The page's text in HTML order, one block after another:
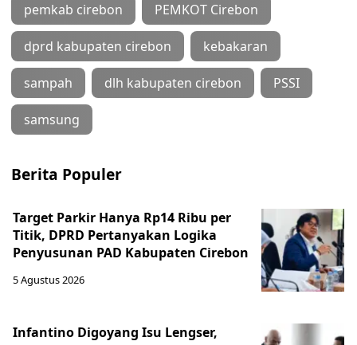
pemkab cirebon PEMKOT Cirebon
dprd kabupaten cirebon kebakaran
sampah dlh kabupaten cirebon PSSI
samsung
Berita Populer
Target Parkir Hanya Rp14 Ribu per
Titik, DPRD Pertanyakan Logika
Penyusunan PAD Kabupaten Cirebon
5 Agustus 2026
Infantino Digoyang Isu Lengser,